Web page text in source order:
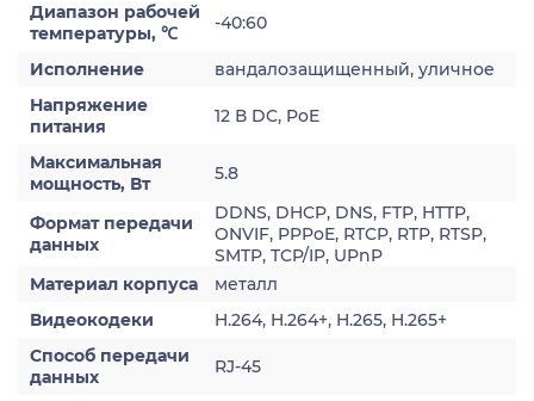
Диапазон рабочей
температуры, ℃
-40:60
Исполнение
вандалозащищенный, уличное
Напряжение
питания
12 В DC, PoE
Максимальная
мощность, Вт
5.8
Формат передачи
данных
DDNS, DHCP, DNS, FTP, HTTP,
ONVIF, PPPoE, RTCP, RTP, RTSP,
SMTP, TCP/IP, UPnP
Материал корпуса
металл
Видеокодеки
H.264, H.264+, H.265, H.265+
Способ передачи
данных
RJ-45